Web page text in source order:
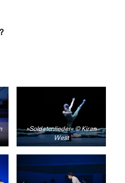
»Soldatenlieder« © Kiran
West